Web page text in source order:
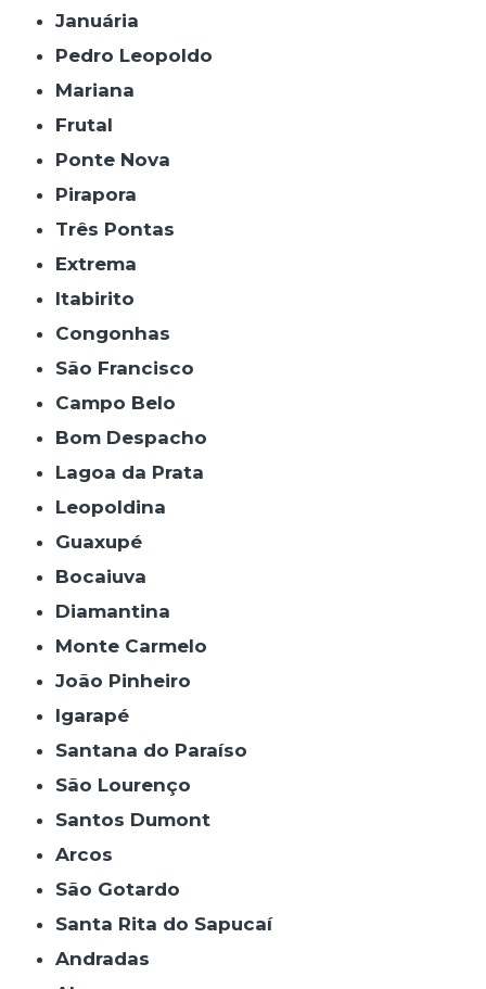
Januária
Pedro Leopoldo
Mariana
Frutal
Ponte Nova
Pirapora
Três Pontas
Extrema
Itabirito
Congonhas
São Francisco
Campo Belo
Bom Despacho
Lagoa da Prata
Leopoldina
Guaxupé
Bocaiuva
Diamantina
Monte Carmelo
João Pinheiro
Igarapé
Santana do Paraíso
São Lourenço
Santos Dumont
Arcos
São Gotardo
Santa Rita do Sapucaí
Andradas